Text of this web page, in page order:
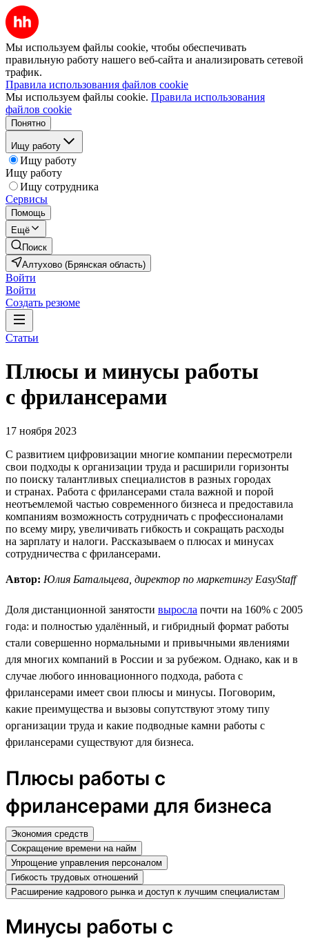
Мы используем файлы cookie, чтобы обеспечивать
правильную работу нашего веб-сайта и анализировать сетевой
трафик.
Правила использования файлов cookie
Мы используем файлы cookie. Правила использования
файлов cookie
Понятно
Ищу работу
Ищу работу
Ищу работу
Ищу сотрудника
Сервисы
Помощь
Ещё
Поиск
Алтухово (Брянская область)
Войти
Войти
Создать резюме
Статьи
Плюсы и минусы работы
с фрилансерами
17 ноября 2023
С развитием цифровизации многие компании пересмотрели
свои подходы к организации труда и расширили горизонты
по поиску талантливых специалистов в разных городах
и странах. Работа с фрилансерами стала важной и порой
неотъемлемой частью современного бизнеса и предоставила
компаниям возможность сотрудничать с профессионалами
по всему миру, увеличивать гибкость и сокращать расходы
на зарплату и налоги. Рассказываем о плюсах и минусах
сотрудничества с фрилансерами.
Автор: Юлия Батальцева, директор по маркетингу EasyStaff
Доля дистанционной занятости выросла почти на 160% с 2005
года: и полностью удалённый, и гибридный формат работы
стали совершенно нормальными и привычными явлениями
для многих компаний в России и за рубежом. Однако, как и в
случае любого инновационного подхода, работа с
фрилансерами имеет свои плюсы и минусы. Поговорим,
какие преимущества и вызовы сопутствуют этому типу
организации труда и какие подводные камни работы с
фрилансерами существуют для бизнеса.
Плюсы работы с
фрилансерами для бизнеса
Экономия средств
Сокращение времени на найм
Упрощение управления персоналом
Гибкость трудовых отношений
Расширение кадрового рынка и доступ к лучшим специалистам
Минусы работы с